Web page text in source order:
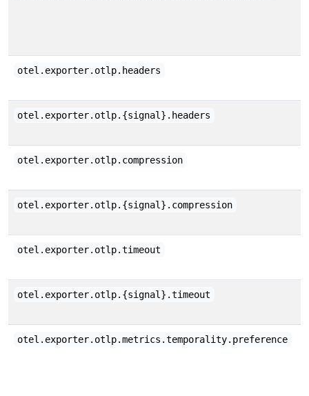
otel.exporter.otlp.headers
otel.exporter.otlp.{signal}.headers
otel.exporter.otlp.compression
otel.exporter.otlp.{signal}.compression
otel.exporter.otlp.timeout
otel.exporter.otlp.{signal}.timeout
otel.exporter.otlp.metrics.temporality.preference